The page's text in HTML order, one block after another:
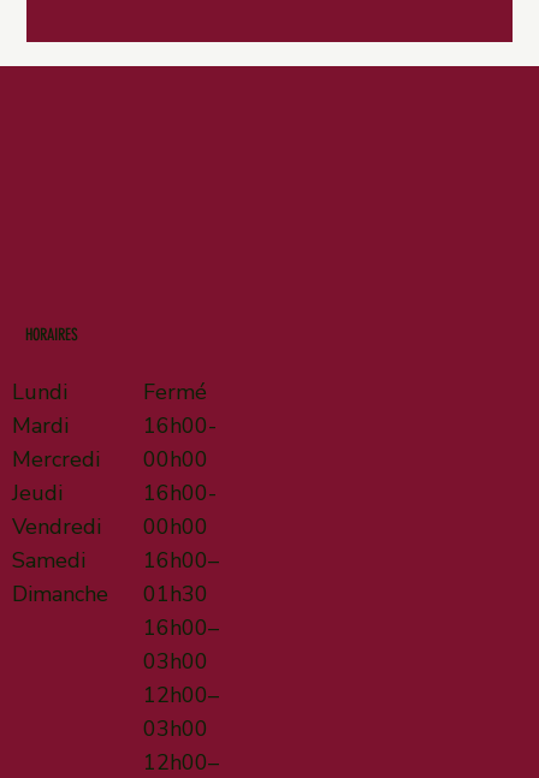
Lundi
Mardi
Mercredi
Jeudi
Vendredi
Samedi
Dimanche
HORAIRES
Fermé
16h00-
00h00
16h00-
00h00
16h00–
01h30
16h00–
03h00
12h00–
03h00
12h00–